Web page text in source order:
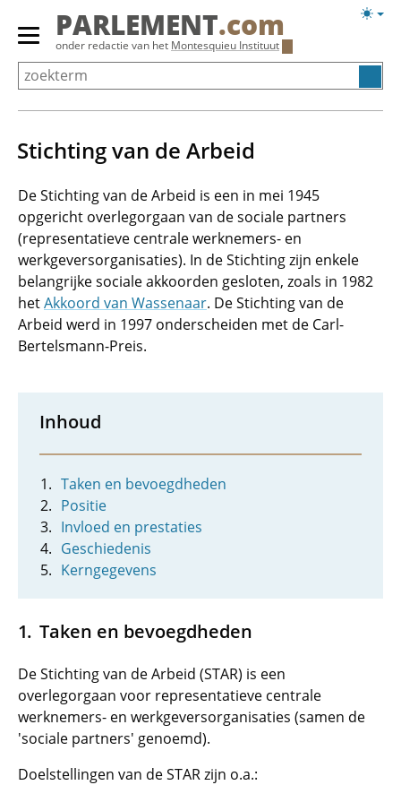
Overslaan
Primair
menu
tonen/verbergen
PARLEMENT.com
onder redactie van het Montesquieu Instituut
Stichting van de Arbeid
De Stichting van de Arbeid is een in mei 1945
opgericht overlegorgaan van de sociale partners
(representatieve centrale werknemers- en
werkgeversorganisaties). In de Stichting zijn enkele
belangrijke sociale akkoorden gesloten, zoals in 1982
hetAkkoord van Wassenaar. De Stichting van de
Arbeid werd in 1997 onderscheiden met de Carl-
Bertelsmann-Preis.
Inhoud
Taken en bevoegdheden
Positie
Invloed en prestaties
Geschiedenis
Kerngegevens
Taken en bevoegdheden
De Stichting van de Arbeid (STAR) is een
overlegorgaan voor representatieve centrale
werknemers- en werkgeversorganisaties (samen de
'sociale partners' genoemd).
Doelstellingen van de STAR zijn o.a.: